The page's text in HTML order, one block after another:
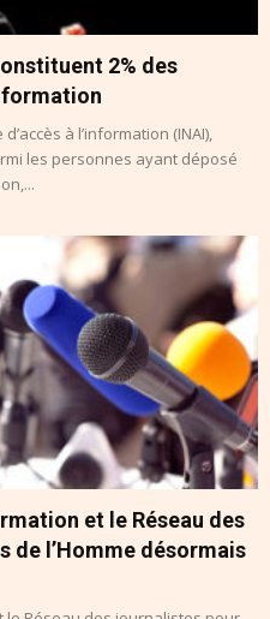
2% des
à l’information (INAI),
les personnes ayant déposé
et le Réseau des
de l’Homme désormais